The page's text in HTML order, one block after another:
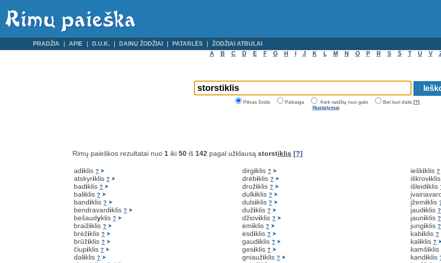
PRADŽIA APIE D.U.K. DAINŲ ŽODŽIAI PATARLĖS
ŽODŽIAI ATBULAI
A
B C D E F G H J K L M N O P R S Š T U V
Pilnas žodis Pabaiga Kiek raidžių nuo galo Bet kuri dalis [?]
Nustatymai
Rimų paieškos rezultatai nuo 1 iki50 iš 142 pagal užklausąstorstiklis [?]
adiklis?
atskyriklis?
badiklis?
baliklis?
bandiklis?
bendravardiklis?
bešaudyklis?
braižiklis?
brėžiklis?
brūžiklis?
čiupiklis?
daliklis?
dirgiklis?
drėbiklis?
drožiklis?
dulkiklis?
dulsiklis?
dužiklis?
džioviklis?
ėmiklis?
ėsdiklis?
gaudiklis?
gesiklis?
gniaužiklis?
ieškiklis?
iškrovi
išleidiklis
įžemiklis
jaudiklis?
jauniklis?
jungiklis?
kabiklis?
kaliklis?
kamšiklis
kandiklis